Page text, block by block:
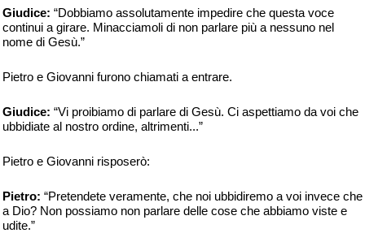
Giudice: “Dobbiamo assolutamente impedire che questa voce
continui a girare. Minacciamoli di non parlare più a nessuno nel
nome di Gesù.”
Pietro e Giovanni furono chiamati a entrare.
Giudice: “Vi proibiamo di parlare di Gesù. Ci aspettiamo da voi che
ubbidiate al nostro ordine, altrimenti...”
Pietro e Giovanni risposerò:
Pietro: “Pretendete veramente, che noi ubbidiremo a voi invece che
a Dio? Non possiamo non parlare delle cose che abbiamo viste e
udite.”